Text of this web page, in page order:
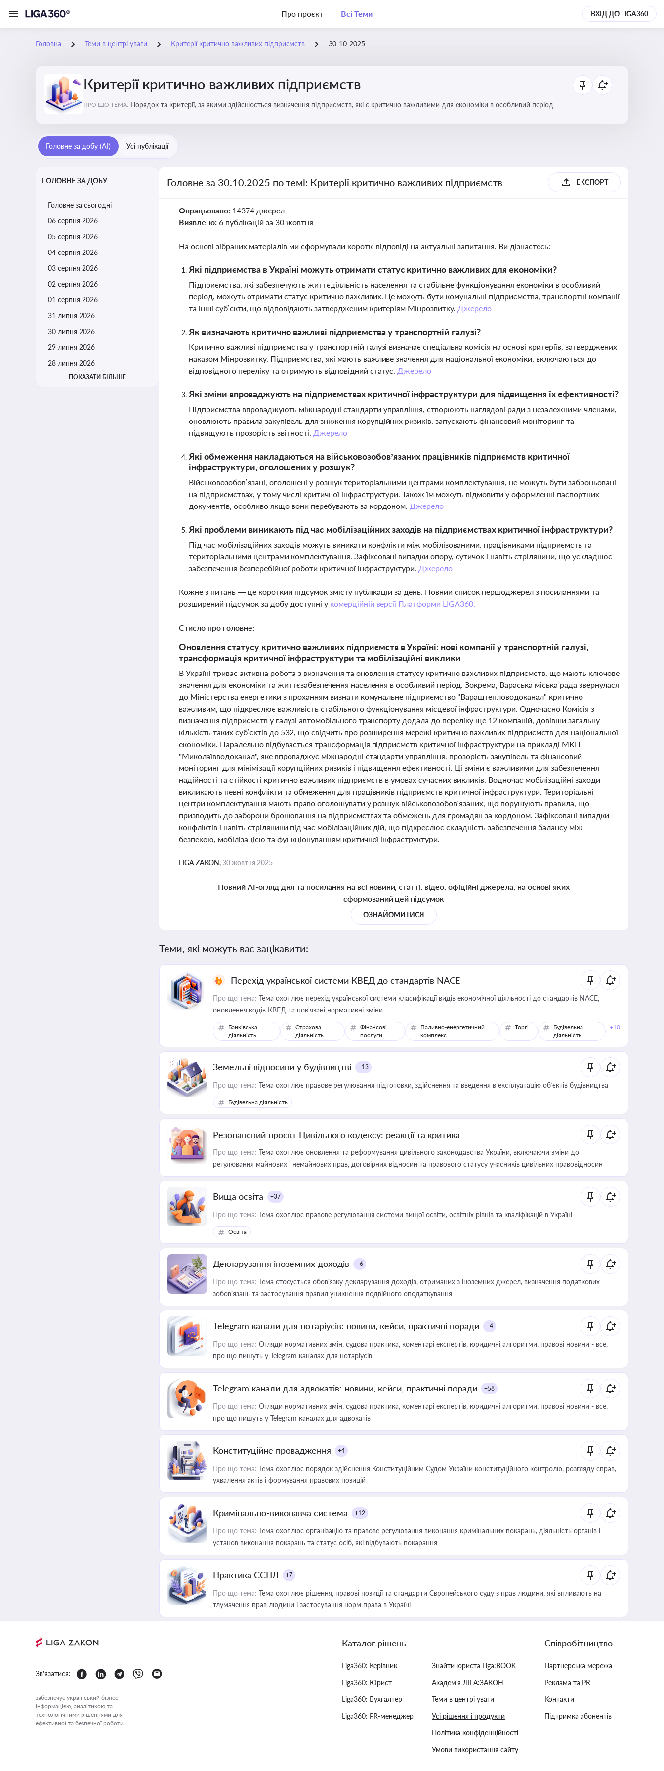
Про проєкт Всі Теми ВХІД ДО LIGA360
Головна Теми в центрі уваги Критерії критично важливих підприємств 30-10-2025
Критерії критично важливих підприємств
ПРО ЩО ТЕМА: Порядок та критерії, за якими здійснюється визначення підприємств, які є критично важливими для економіки в особливий період
Головне за добу (AI) Усі публікації
ГОЛОВНЕ ЗА ДОБУ
Головне за сьогодні
06 серпня 2026
05 серпня 2026
04 серпня 2026
03 серпня 2026
02 серпня 2026
01 серпня 2026
31 липня 2026
30 липня 2026
29 липня 2026
28 липня 2026
ПОКАЗАТИ БІЛЬШЕ
Головне за 30.10.2025 по темі: Критерії критично важливих підприємств ЕКСПОРТ
Опрацьовано: 14374 джерел
Виявлено: 6 публікацій за 30 жовтня
На основі зібраних матеріалів ми сформували короткі відповіді на актуальні запитання. Ви дізнаєтесь:
Які підприємства в Україні можуть отримати статус критично важливих для економіки?
Підприємства, які забезпечують життєдіяльність населення та стабільне функціонування економіки в особливий
період, можуть отримати статус критично важливих. Це можуть бути комунальні підприємства, транспортні компанії
та інші суб’єкти, що відповідають затвердженим критеріям Мінрозвитку. Джерело
Як визначають критично важливі підприємства у транспортній галузі?
Критично важливі підприємства у транспортній галузі визначає спеціальна комісія на основі критеріїв, затверджених
наказом Мінрозвитку. Підприємства, які мають важливе значення для національної економіки, включаються до
відповідного переліку та отримують відповідний статус. Джерело
Які зміни впроваджують на підприємствах критичної інфраструктури для підвищення їх ефективності?
Підприємства впроваджують міжнародні стандарти управління, створюють наглядові ради з незалежними членами,
оновлюють правила закупівель для зниження корупційних ризиків, запускають фінансовий моніторинг та
підвищують прозорість звітності. Джерело
Які обмеження накладаються на військовозобов’язаних працівників підприємств критичної
інфраструктури, оголошених у розшук?
Військовозобов’язані, оголошені у розшук територіальними центрами комплектування, не можуть бути заброньовані
на підприємствах, у тому числі критичної інфраструктури. Також їм можуть відмовити у оформленні паспортних
документів, особливо якщо вони перебувають за кордоном. Джерело
Які проблеми виникають під час мобілізаційних заходів на підприємствах критичної інфраструктури?
Під час мобілізаційних заходів можуть виникати конфлікти між мобілізованими, працівниками підприємств та
територіальними центрами комплектування. Зафіксовані випадки опору, сутичок і навіть стрілянини, що ускладнює
забезпечення безперебійної роботи критичної інфраструктури. Джерело
Кожне з питань — це короткий підсумок змісту публікацій за день. Повний список першоджерел з посиланнями та
розширений підсумок за добу доступні у комерційній версії Платформи LIGA360.
Стисло про головне:
Оновлення статусу критично важливих підприємств в Україні: нові компанії у транспортній галузі,
трансформація критичної інфраструктури та мобілізаційні виклики
В Україні триває активна робота з визначення та оновлення статусу критично важливих підприємств, що мають ключове
значення для економіки та життєзабезпечення населення в особливий період. Зокрема, Вараська міська рада звернулася
до Міністерства енергетики з проханням визнати комунальне підприємство "Вараштепловодоканал" критично
важливим, що підкреслює важливість стабільного функціонування місцевої інфраструктури. Одночасно Комісія з
визначення підприємств у галузі автомобільного транспорту додала до переліку ще 12 компаній, довівши загальну
кількість таких суб’єктів до 532, що свідчить про розширення мережі критично важливих підприємств для національної
економіки. Паралельно відбувається трансформація підприємств критичної інфраструктури на прикладі МКП
"Миколаївводоканал", яке впроваджує міжнародні стандарти управління, прозорість закупівель та фінансовий
моніторинг для мінімізації корупційних ризиків і підвищення ефективності. Ці зміни є важливими для забезпечення
надійності та стійкості критично важливих підприємств в умовах сучасних викликів. Водночас мобілізаційні заходи
викликають певні конфлікти та обмеження для працівників підприємств критичної інфраструктури. Територіальні
центри комплектування мають право оголошувати у розшук військовозобов’язаних, що порушують правила, що
призводить до заборони бронювання на підприємствах та обмежень для громадян за кордоном. Зафіксовані випадки
конфліктів і навіть стрілянини під час мобілізаційних дій, що підкреслює складність забезпечення балансу між
безпекою, мобілізацією та функціонуванням критичної інфраструктури.
LIGA ZAKON,30 жовтня 2025
Повний AI-огляд дня та посилання на всі новини, статті, відео, офіційні джерела, на основі яких
сформований цей підсумок
ОЗНАЙОМИТИСЯ
Теми, які можуть вас зацікавити:
Перехід української системи КВЕД до стандартів NACE
Про що тема: Тема охоплює перехід української системи класифікації видів економічної діяльності до стандартів NACE,
оновлення кодів КВЕД та пов'язані нормативні зміни
Банківська
діяльність
Страхова
діяльність
Фінансові
послуги
Паливно-енергетичний
комплекс
Торгівля
Будівельна
діяльність
+10
Земельні відносини у будівництві +13
Про що тема: Тема охоплює правове регулювання підготовки, здійснення та введення в експлуатацію об’єктів будівництва
Будівельна діяльність
Резонансний проєкт Цивільного кодексу: реакції та критика
Про що тема: Тема охоплює оновлення та реформування цивільного законодавства України, включаючи зміни до
регулювання майнових і немайнових прав, договірних відносин та правового статусу учасників цивільних правовідносин
Вища освіта +37
Про що тема: Тема охоплює правове регулювання системи вищої освіти, освітніх рівнів та кваліфікацій в Україні
Освіта
Декларування іноземних доходів +6
Про що тема: Тема стосується обов’язку декларування доходів, отриманих з іноземних джерел, визначення податкових
зобов’язань та застосування правил уникнення подвійного оподаткування
Telegram канали для нотаріусів: новини, кейси, практичні поради +4
Про що тема: Огляди нормативних змін, судова практика, коментарі експертів, юридичні алгоритми, правові новини - все,
про що пишуть у Telegram каналах для нотаріусів
Telegram канали для адвокатів: новини, кейси, практичні поради +58
Про що тема: Огляди нормативних змін, судова практика, коментарі експертів, юридичні алгоритми, правові новини - все,
про що пишуть у Telegram каналах для адвокатів
Конституційне провадження +4
Про що тема: Тема охоплює порядок здійснення Конституційним Судом України конституційного контролю, розгляду справ,
ухвалення актів і формування правових позицій
Кримінально-виконавча система +12
Про що тема: Тема охоплює організацію та правове регулювання виконання кримінальних покарань, діяльність органів і
установ виконання покарань та статус осіб, які відбувають покарання
Практика ЄСПЛ +7
Про що тема: Тема охоплює рішення, правові позиції та стандарти Європейського суду з прав людини, які впливають на
тлумачення прав людини і застосування норм права в Україні
Зв'язатися:
забезпечує український бізнес
інформацією, аналітикою та
технологічними рішеннями для
ефективної та безпечної роботи.
Каталог рішень
Liga360: Керівник
Liga360: Юрист
Liga360: Бухгалтер
Liga360: PR-менеджер
Знайти юриста Liga:BOOK
Академія ЛІГА:ЗАКОН
Теми в центрі уваги
Усі рішення і продукти
Політика конфіденційності
Умови використання сайту
Співробітництво
Партнерська мережа
Реклама та PR
Контакти
Підтримка абонентів